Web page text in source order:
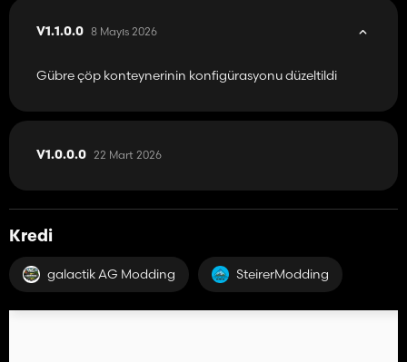
V1.1.0.0 8 Mayıs 2026
Gübre çöp konteynerinin konfigürasyonu düzeltildi
V1.0.0.0 22 Mart 2026
Kredi
galactik AG Modding SteirerModding